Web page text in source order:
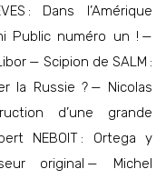
: Dans l’Amérique
Public numéro un ! —
— Scipion de SALM :
la Russie ? — Nicolas
d’une grande
NEBOIT : Ortega y
original — Michel